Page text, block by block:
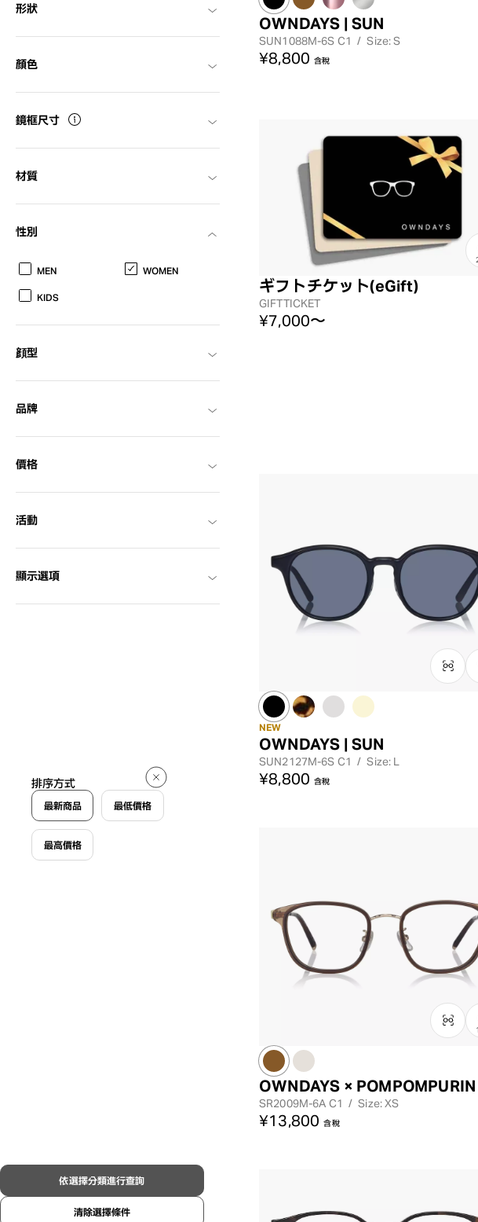
形狀
顏色
鏡框尺寸
材質
性別
MEN WOMEN
KIDS
顔型
品牌
價格
活動
顯示選項
依選擇分類進行查詢
清除選擇條件
排序方式
最新商品 最低價格
最高價格
OWNDAYS | SUN
SUN1088M-6S C1 / Size: S
¥8,800 含稅
ギフトチケット(eGift)
GIFTTICKET
¥7,000〜
NEW
OWNDAYS | SUN
SUN2127M-6S C1 / Size: L
¥8,800 含稅
OWNDAYS × POMPOMPURIN
SR2009M-6A C1 / Size: XS
¥13,800 含稅